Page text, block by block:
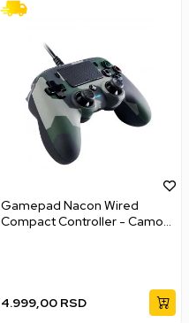
Gamepad Nacon Wired
Compact Controller - Camo
4.999,00 RSD